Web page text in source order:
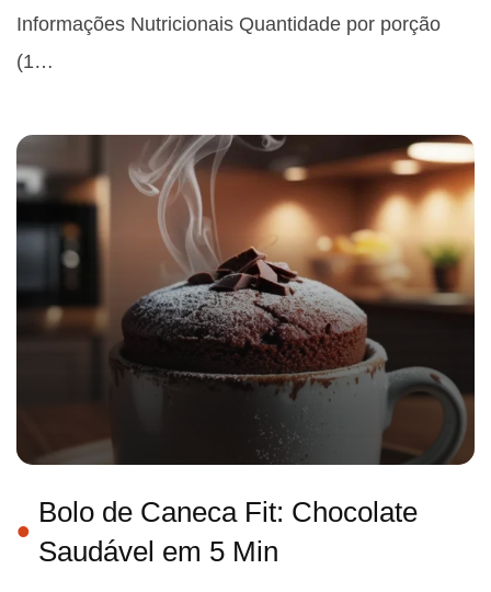
Informações Nutricionais Quantidade por porção
(1…
Bolo de Caneca Fit: Chocolate
Saudável em 5 Min